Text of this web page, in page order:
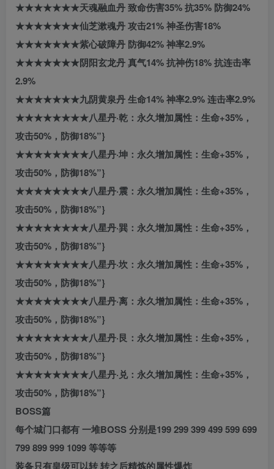
★★★★★★★天魂融血丹 致命伤害35% 抗35% 防御24%
★★★★★★★仙芝漱魂丹 攻击21% 神圣伤害18%
★★★★★★★紫心破障丹 防御42% 神率2.9%
★★★★★★★阴阳玄龙丹 真气14% 抗神伤18% 抗连击率
2.9%
★★★★★★★九阴黄泉丹 生命14% 神率2.9% 连击率2.9%
★★★★★★★★八星丹·乾：永久增加属性：生命+35%，
攻击50%，防御18%”}
★★★★★★★★八星丹·坤：永久增加属性：生命+35%，
攻击50%，防御18%”}
★★★★★★★★八星丹·震：永久增加属性：生命+35%，
攻击50%，防御18%”}
★★★★★★★★八星丹·巽：永久增加属性：生命+35%，
攻击50%，防御18%”}
★★★★★★★★八星丹·坎：永久增加属性：生命+35%，
攻击50%，防御18%”}
★★★★★★★★八星丹·离：永久增加属性：生命+35%，
攻击50%，防御18%”}
★★★★★★★★八星丹·艮：永久增加属性：生命+35%，
攻击50%，防御18%”}
★★★★★★★★八星丹·兑：永久增加属性：生命+35%，
攻击50%，防御18%”}
BOSS篇
每个城门口都有 一堆BOSS 分别是199 299 399 499 599 699
799 899 999 1099 等等等
装备只有皇级可以转 转之后精炼的属性爆炸